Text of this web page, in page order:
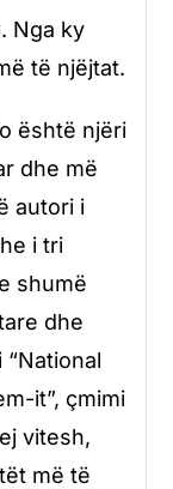
Nga ky
të njëjtat.
është njëri
dhe më
autori i
i tri
shumë
dhe
it”, çmimi
vitesh,
më të